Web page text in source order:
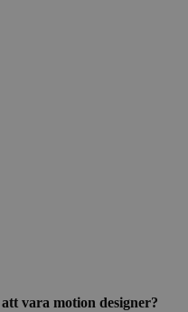
vara motion designer?